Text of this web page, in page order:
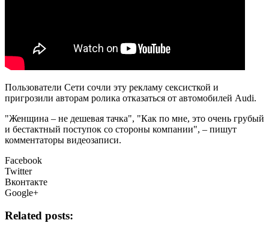
Пользователи Сети сочли эту рекламу сексисткой и
пригрозили авторам ролика отказаться от автомобилей Audi.
"Женщина – не дешевая тачка", "Как по мне, это очень грубый
и бестактный поступок со стороны компании", – пишут
комментаторы видеозаписи.
Facebook
Twitter
Вконтакте
Google+
Related posts: